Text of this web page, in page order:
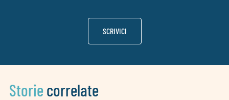
SCRIVICI
Storie correlate